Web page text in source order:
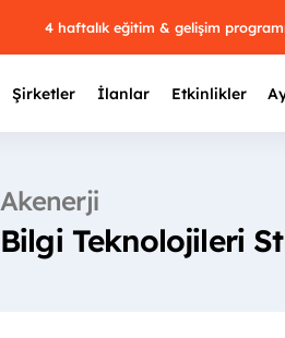
4 haftalık eğitim & gelişim
Şirketler İlanlar Etkinlikler
Akenerji
Bilgi Teknolojileri